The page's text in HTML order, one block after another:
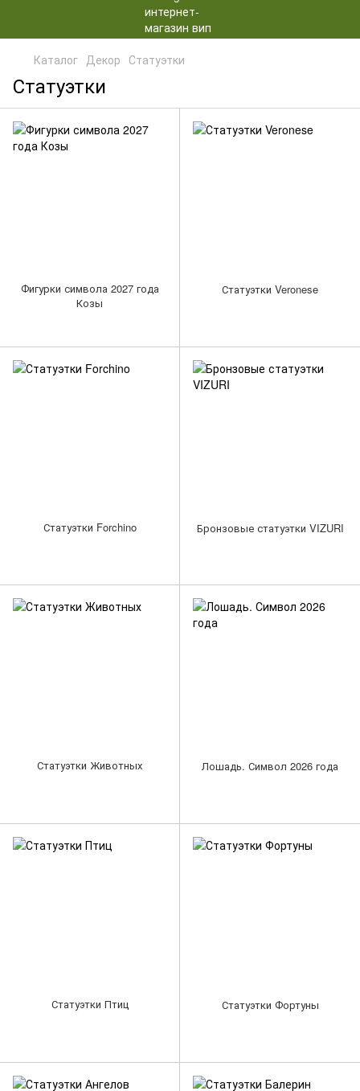
Каталог Декор Статуэтки
Статуэтки
Фигурки символа 2027 года
Козы
Статуэтки Veronese
Статуэтки Forchino Бронзовые статуэтки VIZURI
Статуэтки Животных Лошадь. Символ 2026 года
Статуэтки Птиц Статуэтки Фортуны